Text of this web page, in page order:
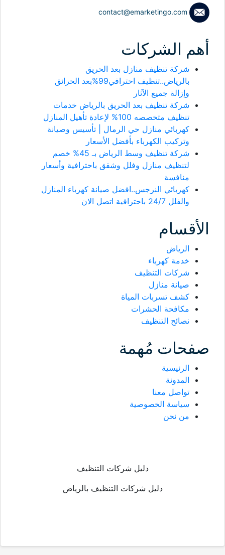
contact@emarketingo.com
أهم الشركات
شركة تنظيف منازل بعد الحريق
بالرياض..تنظيف احترافي99%بعد الحرائق
وإزالة جميع الآثار
شركة تنظيف بعد الحريق بالرياض خدمات
تنظيف متخصصه 100% لإعادة تأهيل المنازل
كهربائي منازل حي الرمال | تأسيس وصيانة
وتركيب الكهرباء بأفضل الأسعار
شركة تنظيف وسط الرياض بـ 45% خصم
لتنظيف منازل وفلل وشقق باحترافية وأسعار
منافسة
كهربائي النرجس..افضل صيانة كهرباء المنازل
والفلل 24/7 باحترافية اتصل الان
الأقسام
الرياض
خدمة كهرباء
شركات التنظيف
صيانة منازل
كشف تسربات المياة
مكافحة الحشرات
نصائح التنظيف
صفحات مُهمة
الرئيسية
المدونة
تواصل معنا
سياسة الخصوصية
من نحن
دليل شركات التنظيف
دليل شركات التنظيف بالرياض